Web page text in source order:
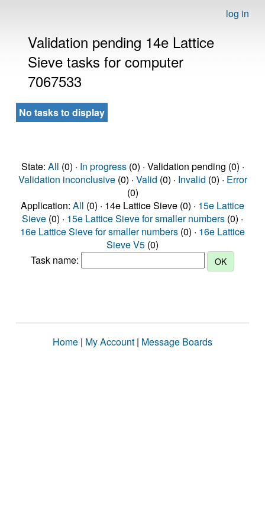
log in
Validation pending 14e Lattice
Sieve tasks for computer
7067533
No tasks to display
State: All (0) · In progress(0) · Validation pending (0) ·
Validation inconclusive(0) · Valid (0) · Invalid (0) · Error
(0)
Application: All (0) · 14e Lattice Sieve (0) · 15e Lattice
Sieve (0) · 15e Lattice Sieve for smaller numbers (0) ·
16e Lattice Sieve for smaller numbers (0) · 16e Lattice
Sieve V5 (0)
Task name:
Home | My Account | Message Boards